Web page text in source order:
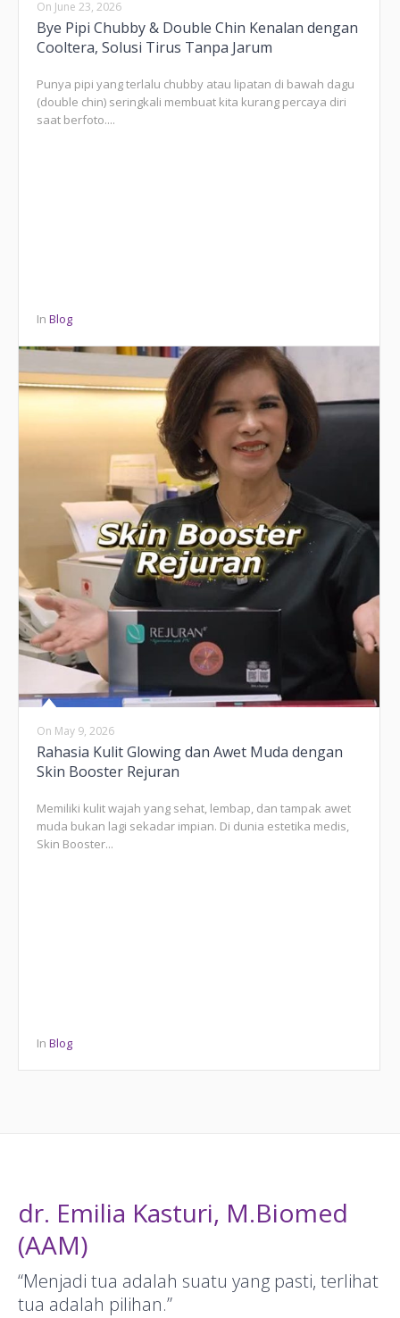
On June 23, 2026
Bye Pipi Chubby & Double Chin Kenalan dengan
Cooltera, Solusi Tirus Tanpa Jarum
Punya pipi yang terlalu chubby atau lipatan di bawah dagu
(double chin) seringkali membuat kita kurang percaya diri
saat berfoto....
InBlog
On May 9, 2026
Rahasia Kulit Glowing dan Awet Muda dengan
Skin Booster Rejuran
Memiliki kulit wajah yang sehat, lembap, dan tampak awet
muda bukan lagi sekadar impian. Di dunia estetika medis,
Skin Booster...
InBlog
dr. Emilia Kasturi, M.Biomed
(AAM)
“Menjadi tua adalah suatu yang pasti, terlihat
tua adalah pilihan.”